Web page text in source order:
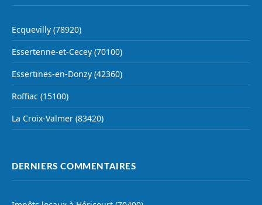
Ecquevilly (78920)
Essertenne-et-Cecey (70100)
Essertines-en-Donzy (42360)
Roffiac (15100)
La Croix-Valmer (83420)
DERNIERS COMMENTAIRES